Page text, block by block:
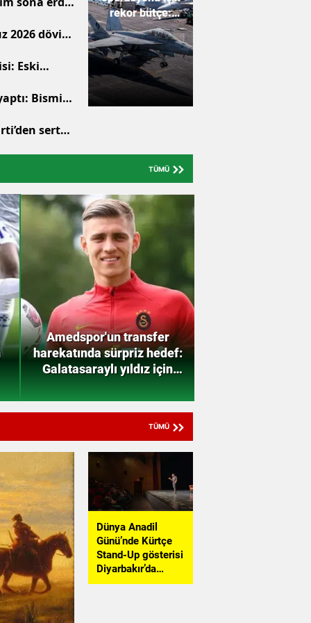
2026 döviz
Eski
Bismil
sert
rekor bütçe:
Fatura 29 milyar
dolara yükseldi
TÜMÜ
transfer
sürpriz hedef:
yıldız için
Amedspor'da ayrılık
rüzgarları: Asist kralı
Süper Lig yolcusu
TÜMÜ
Dünya Anadil
Günü’nde Kürtçe
Stand-Up gösterisi
Diyarbakır’da
yoğun ilgi gördü